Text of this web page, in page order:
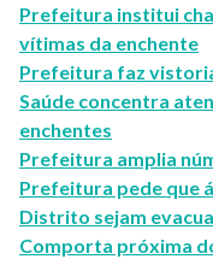
Prefeitura institui
vítimas da enchente
Prefeitura faz
Saúde concentra
enchentes
Prefeitura amplia
Prefeitura pede que
Distrito sejam
Comporta próxima